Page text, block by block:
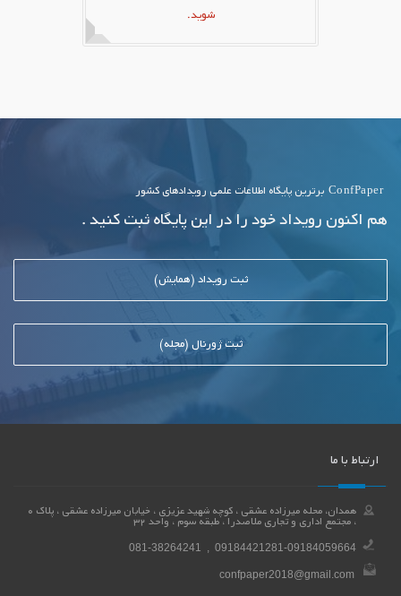
شوید.
ConfPaper برترین پایگاه اطلاعات علمی رویدادهای کشور
هم اکنون رویداد خود را در این پایگاه ثبت کنید .
ثبت رویداد (همایش)
ثبت ژورنال (مجله)
ارتباط با ما
همدان، محله میرزاده عشقی ، کوچه شهید عزیزی ، خیابان میرزاده عشقی ، پلاک 0
، مجتمع اداری و تجاری ملاصدرا ، طبقه سوم ، واحد 32
081-38264241 , 09184421281-09184059664
confpaper2018@gmail.com